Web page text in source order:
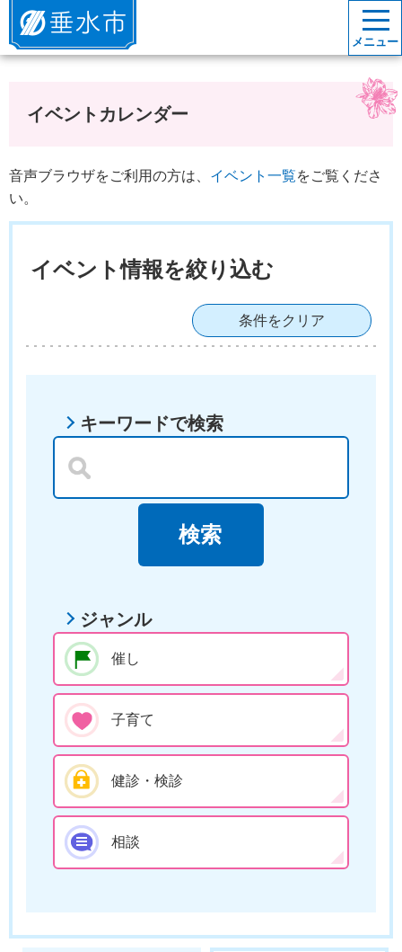
垂水市
メニュー
イベントカレンダー
音声ブラウザをご利用の方は、 イベント一覧をご覧くださ
い。
イベント情報を絞り込む
条件をクリア
キーワードで検索
ジャンル
催し
子育て
健診・検診
相談